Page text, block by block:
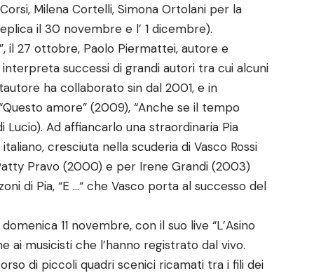
Milena Cortelli, Simona Ortolani per la
il 30 novembre e l’ 1 dicembre).
il 27 ottobre, Paolo Piermattei, autore e
successi di grandi autori tra cui alcuni
ha collaborato sin dal 2001, e in
amore” (2009), “Anche se il tempo
Lucio). Ad affiancarlo una straordinaria Pia
cresciuta nella scuderia di Vasco Rossi
Pravo (2000) e per Irene Grandi (2003)
di Pia, “E …“ che Vasco porta al successo del
11 novembre, con il suo live “L’Asino
ai musicisti che l’hanno registrato dal vivo.
di piccoli quadri scenici ricamati tra i fili dei